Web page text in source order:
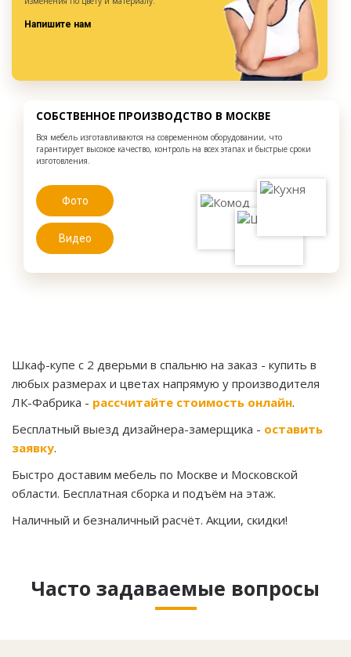
Напишите нам
СОБСТВЕННОЕ ПРОИЗВОДСТВО В МОСКВЕ
Вся мебель изготавливаются на современном оборудовании, что
гарантирует высокое качество, контроль на всех этапах и быстрые сроки
изготовления.
Фото
Видео
Шкаф-купе с 2 дверьми в спальню на заказ - купить в
любых размерах и цветах напрямую у производителя
ЛК-Фабрика - рассчитайте стоимость онлайн.
Бесплатный выезд дизайнера-замерщика - оставить
заявку.
Быстро доставим мебель по Москве и Московской
области. Бесплатная сборка и подъём на этаж.
Наличный и безналичный расчёт. Акции, скидки!
Часто задаваемые вопросы